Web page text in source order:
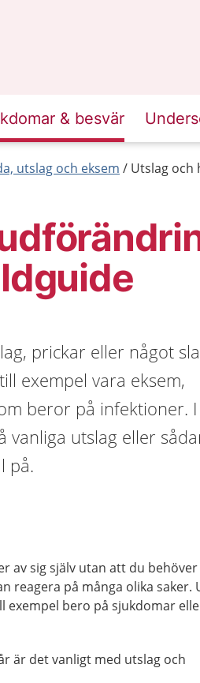
& besvär
utslag och eksem Utslag
prickar eller något
exempel vara eksem,
beror på infektioner.
utslag eller
på.
av sig själv utan att du behöver
reagera på många olika saker.
exempel bero på sjukdomar
är det vanligt med utslag och